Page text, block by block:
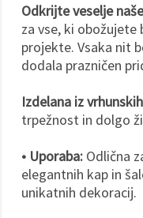
Odkrijte veselje
za vse, ki
projekte. Vsaka nit
dodala prazničen
Izdelana iz
trpežnost in dolgo
• Uporaba: Odlična
elegantnih kap in
unikatnih dekoracij.